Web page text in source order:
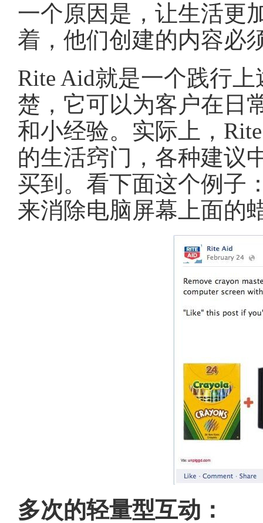
一个原因是，让生活更
着，他们创建的内容必
Rite Aid就是一个践行
楚，它可以为客户在日
和小经验。实际上，
的生活窍门，各种建议
买到。看下面这个例子
来消除电脑屏幕上面的
多次的轻量型互动：